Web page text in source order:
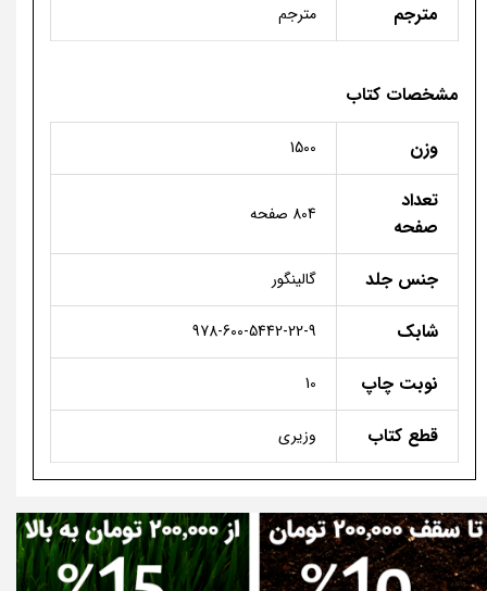
مترجم مترجم
مشخصات کتاب
وزن
1500
تعداد
صفحه
804 صفحه
جنس جلد گالینگور
شابک 978-600-5442-22-9
نوبت چاپ 10
قطع کتاب وزیری